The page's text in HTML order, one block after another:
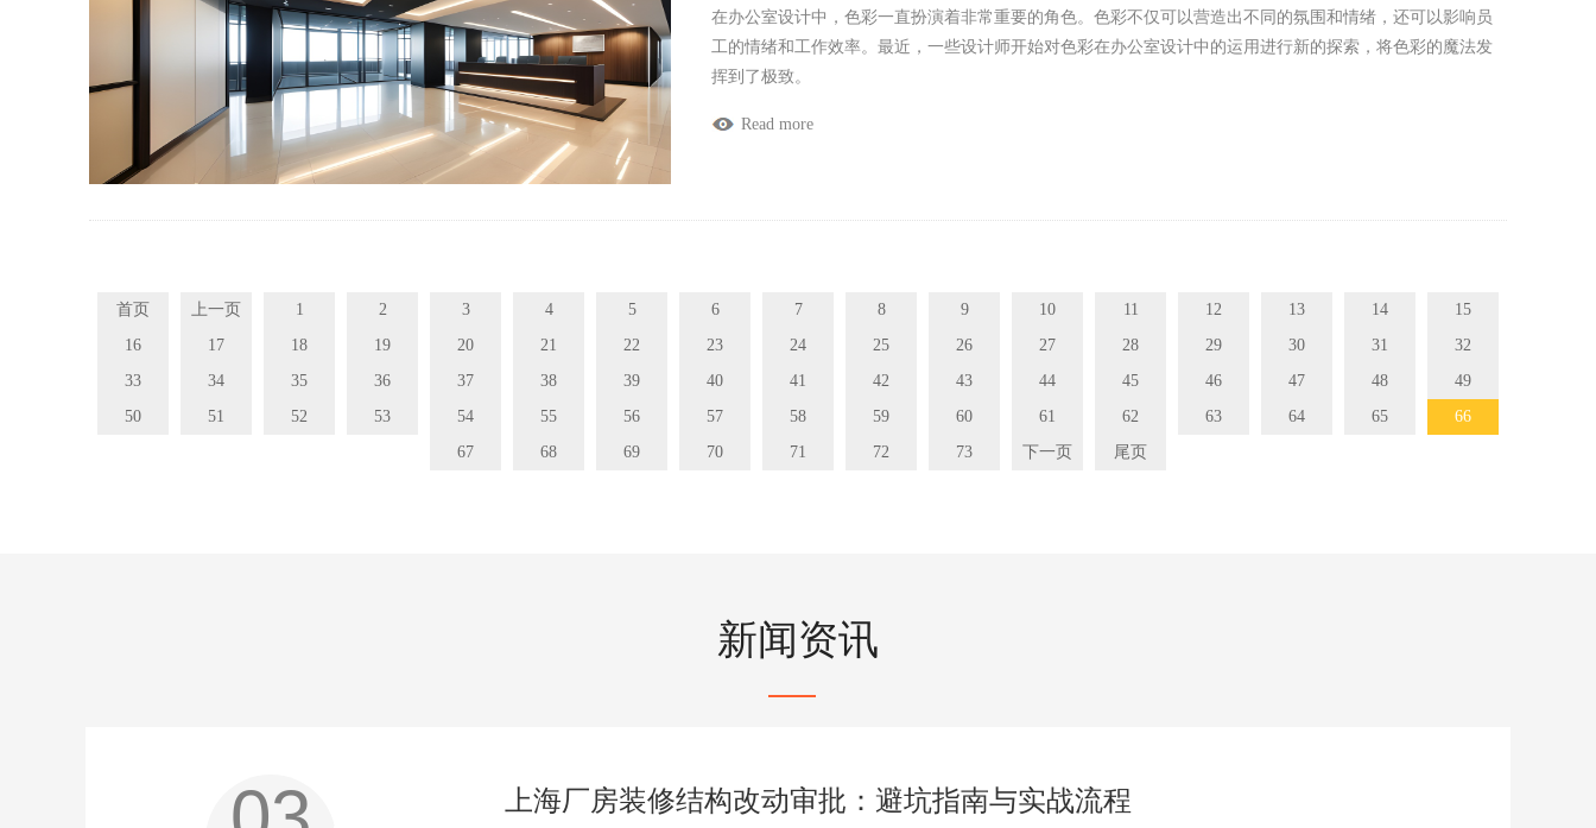
在办公室设计中，色彩一直扮演着非常重要的角色。色彩不仅可以营造出不同的氛围和情绪，还可以影响员
工的情绪和工作效率。最近，一些设计师开始对色彩在办公室设计中的运用进行新的探索，将色彩的魔法发
挥到了极致。
Read more
首页 上一页 1 2 3 4 5 6 7 8 9 10 11 12 13 14
15
16
17 18 19 20 21 22 23 24 25 26 27 28 29 30 31
32
33
34 35 36 37 38 39 40 41 42 43 44 45 46 47 48
49
50
51 52 53 54 55 56 57 58 59 60 61 62 63 64 65
66
67
68 69 70 71 72 73 下一页 尾页
新闻资讯
上海厂房装修结构改动审批：避坑指南与实战流程